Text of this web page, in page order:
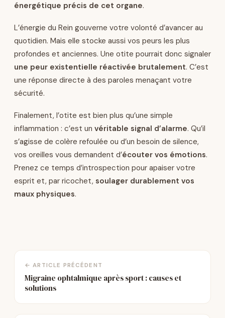
énergétique précis de cet organe.
L’énergie du Rein gouverne votre volonté d’avancer au
quotidien. Mais elle stocke aussi vos peurs les plus
profondes et anciennes. Une otite pourrait donc signaler
une peur existentielle réactivée brutalement. C’est
une réponse directe à des paroles menaçant votre
sécurité.
Finalement, l’otite est bien plus qu’une simple
inflammation : c’est un véritable signal d’alarme. Qu’il
s’agisse de colère refoulée ou d’un besoin de silence,
vos oreilles vous demandent d’écouter vos émotions.
Prenez ce temps d’introspection pour apaiser votre
esprit et, par ricochet, soulager durablement vos
maux physiques.
← ARTICLE PRÉCÉDENT
Migraine ophtalmique après sport : causes et
solutions